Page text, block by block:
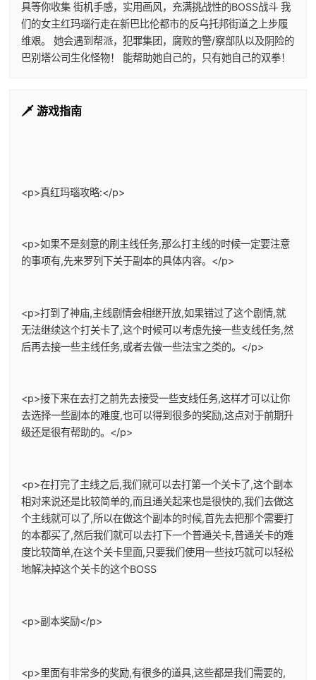
具等你收集 街机手感，实用画风，充满挑战性的BOSS战斗 我
们的女主红玛瑙行走在新巴比伦都市的反乌托邦街道之上步履
维艰。 她会遇到帮派，犯罪集团，腐败的警/察部队以及阴险的
巴别塔公司生化怪物！ 能帮助她自己的，只有她自己的双拳！
🗡️ 游戏指南
<p>真红玛瑙攻略:</p>
<p>如果不是刻意的刷主线任务,那么打主线的时候一定要注意
的事项有,先来罗列下关于副本的具体内容。</p>
<p>打到了神庙,主线剧情会相继开放,如果错过了这个剧情,就
无法继续这个打关卡了,这个时候可以考虑先接一些支线任务,然
后再去接一些主线任务,或者去做一些法宝之类的。</p>
<p>接下来在去打之前先去接受一些支线任务,这样才可以让你
去选择一些副本的难度,也可以得到很多的奖励,这点对于前期升
级还是很有帮助的。</p>
<p>在打完了主线之后,我们就可以去打第一个关卡了,这个副本
相对来说还是比较简单的,而且通关起来也是很快的,我们去做这
个主线就可以了,所以在做这个副本的时候,首先去把那个需要打
的本都买了,然后我们就可以去打下一个普通关卡,普通关卡的难
度比较简单,在这个关卡里面,只要我们使用一些技巧就可以轻松
地解决掉这个关卡的这个BOSS
<p>副本奖励</p>
<p>里面有非常多的奖励,有很多的道具,这些都是我们需要的,